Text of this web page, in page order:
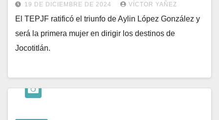
19 DE DICIEMBRE DE 2024 VÍCTOR YAÑEZ
El TEPJF ratificó el triunfo de Aylin López González y
será la primera mujer en dirigir los destinos de
Jocotitlán.